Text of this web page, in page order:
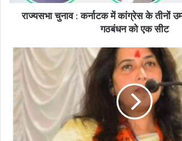
जीते,
सीट
राज्यसभा चुनाव : कर्नाटक में कांग्रेस के तीनों
गठबंधन को एक सीट
लोकसभा
भाजपा
सरोज